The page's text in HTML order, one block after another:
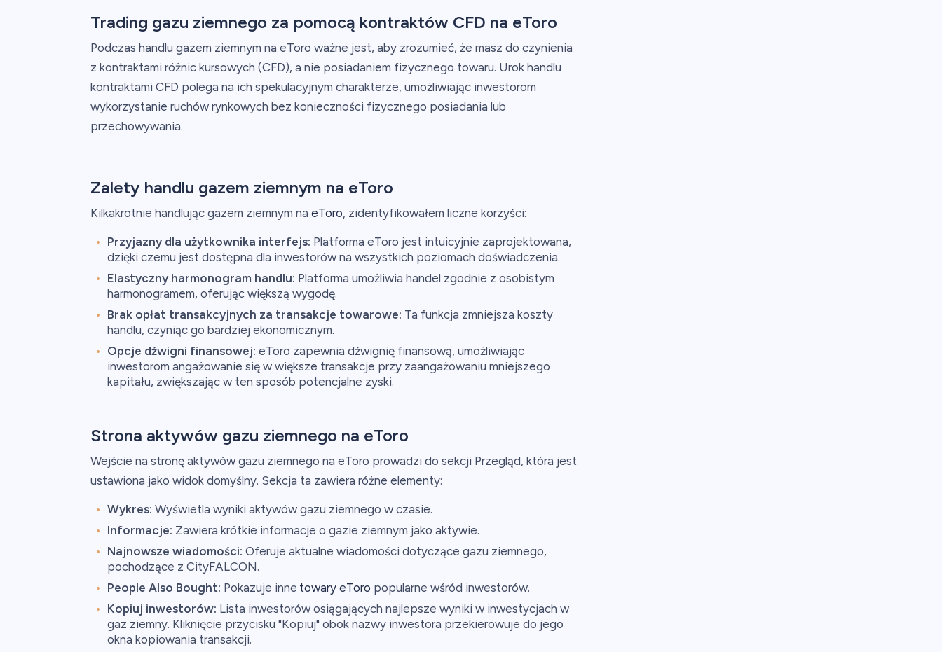
Trading gazu ziemnego za pomocą kontraktów CFD na eToro
Podczas handlu gazem ziemnym na eToro ważne jest, aby zrozumieć, że masz do czynienia
z kontraktami różnic kursowych (CFD), a nie posiadaniem fizycznego towaru. Urok handlu
kontraktami CFD polega na ich spekulacyjnym charakterze, umożliwiając inwestorom
wykorzystanie ruchów rynkowych bez konieczności fizycznego posiadania lub
przechowywania.
Zalety handlu gazem ziemnym na eToro
Kilkakrotnie handlując gazem ziemnym na eToro, zidentyfikowałem liczne korzyści:
Przyjazny dla użytkownika interfejs: Platforma eToro jest intuicyjnie zaprojektowana,
dzięki czemu jest dostępna dla inwestorów na wszystkich poziomach doświadczenia.
Elastyczny harmonogram handlu: Platforma umożliwia handel zgodnie z osobistym
harmonogramem, oferując większą wygodę.
Brak opłat transakcyjnych za transakcje towarowe: Ta funkcja zmniejsza koszty
handlu, czyniąc go bardziej ekonomicznym.
Opcje dźwigni finansowej: eToro zapewnia dźwignię finansową, umożliwiając
inwestorom angażowanie się w większe transakcje przy zaangażowaniu mniejszego
kapitału, zwiększając w ten sposób potencjalne zyski.
Strona aktywów gazu ziemnego na eToro
Wejście na stronę aktywów gazu ziemnego na eToro prowadzi do sekcji Przegląd, która jest
ustawiona jako widok domyślny. Sekcja ta zawiera różne elementy:
Wykres: Wyświetla wyniki aktywów gazu ziemnego w czasie.
Informacje: Zawiera krótkie informacje o gazie ziemnym jako aktywie.
Najnowsze wiadomości: Oferuje aktualne wiadomości dotyczące gazu ziemnego,
pochodzące z CityFALCON.
People Also Bought: Pokazuje inne towary eToro popularne wśród inwestorów.
Kopiuj inwestorów: Lista inwestorów osiągających najlepsze wyniki w inwestycjach w
gaz ziemny. Kliknięcie przycisku "Kopiuj" obok nazwy inwestora przekierowuje do jego
okna kopiowania transakcji.